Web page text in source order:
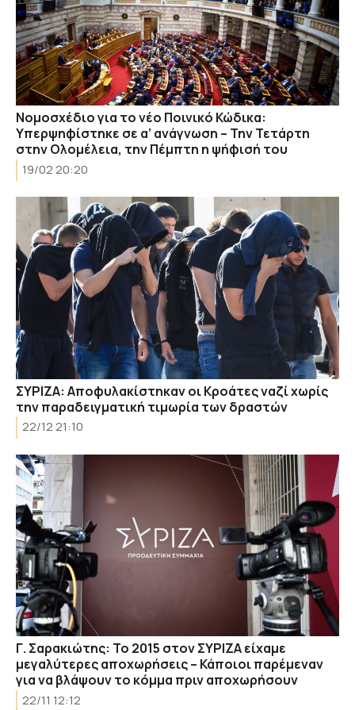
Νομοσχέδιο για το νέο Ποινικό Κώδικα:
Υπερψηφίστηκε σε α’ ανάγνωση – Την Τετάρτη
στην Ολομέλεια, την Πέμπτη η ψήφισή του
19/02 20:20
ΣΥΡΙΖΑ: Αποφυλακίστηκαν οι Κροάτες ναζί χωρίς
την παραδειγματική τιμωρία των δραστών
22/12 21:10
Γ. Σαρακιώτης: Το 2015 στον ΣΥΡΙΖΑ είχαμε
μεγαλύτερες αποχωρήσεις – Κάποιοι παρέμεναν
για να βλάψουν το κόμμα πριν αποχωρήσουν
22/11 12:12